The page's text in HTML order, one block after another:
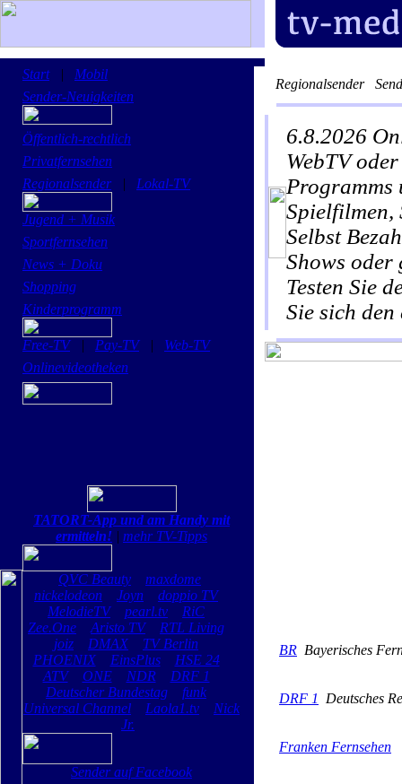
Start| Mobil
Sender-Neuigkeiten
Öffentlich-rechtlich
Privatfernsehen
Regionalsender| Lokal-TV
Jugend + Musik
Sportfernsehen
News + Doku
Shopping
Kinderprogramm
Free-TV| Pay-TV| Web-TV
Onlinevideotheken
TATORT-App und am Handy mit
ermitteln! | mehr TV-Tipps
QVC Beauty
maxdome
nickelodeon
Joyn
doppio TV
MelodieTV
pearl.tv
RiC
Zee.One
Aristo TV
RTL Living
joiz
DMAX
TV Berlin
PHOENIX
EinsPlus
HSE 24
ATV
ONE NDR
DRF 1
Deutscher Bundestag
funk
Universal Channel
Laola1.tv
Nick
Jr.
Sender auf Facebook
Regionalsender
6.8.2026
WebTV
Programms
Spielfilmen,
Selbst
Shows oder
Testen Sie
Sie sich den
BR Bayerisches
DRF 1 Deutsches
Franken Fernsehen